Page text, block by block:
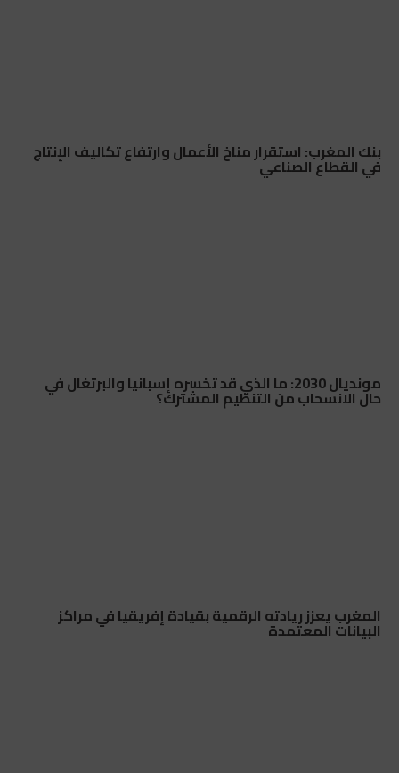
بنك المغرب: استقرار مناخ الأعمال وارتفاع تكاليف الإنتاج
في القطاع الصناعي
مونديال 2030: ما الذي قد تخسره إسبانيا والبرتغال في
حال الانسحاب من التنظيم المشترك؟
المغرب يعزز ريادته الرقمية بقيادة إفريقيا في مراكز
البيانات المعتمدة